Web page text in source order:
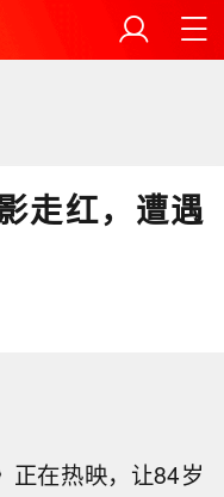
走红，遭遇
正在热映，让84岁